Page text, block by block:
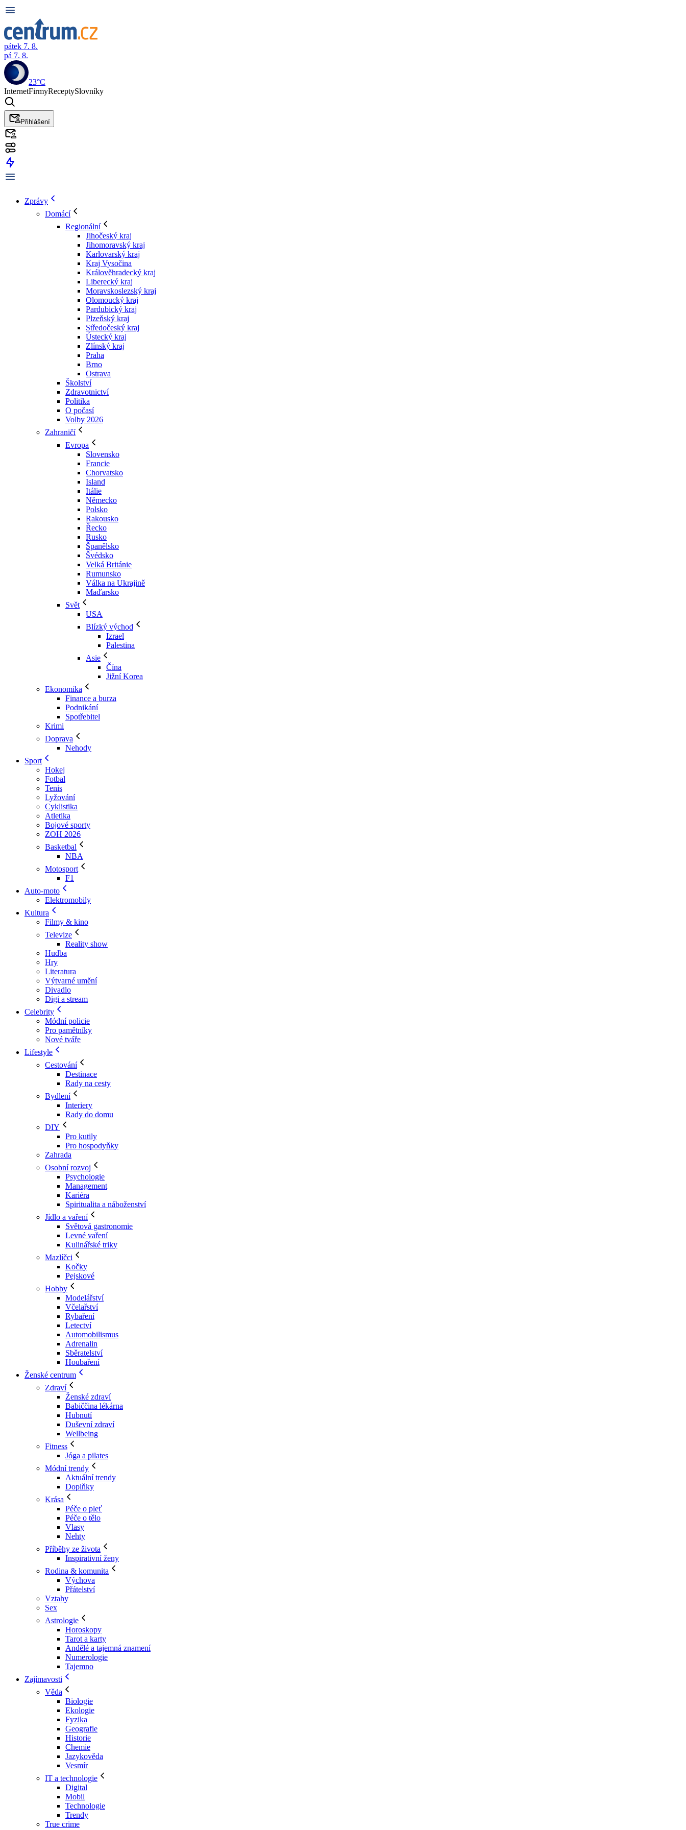
pátek 7. 8.
pá 7. 8.
23°C
InternetFirmyReceptySlovníky
Přihlášení
Zprávy
Domácí
Regionální
Jihočeský kraj
Jihomoravský kraj
Karlovarský kraj
Kraj Vysočina
Králověhradecký kraj
Liberecký kraj
Moravskoslezský kraj
Olomoucký kraj
Pardubický kraj
Plzeňský kraj
Středočeský kraj
Ústecký kraj
Zlínský kraj
Praha
Brno
Ostrava
Školství
Zdravotnictví
Politika
O počasí
Volby 2026
Zahraničí
Evropa
Slovensko
Francie
Chorvatsko
Island
Itálie
Německo
Polsko
Rakousko
Řecko
Rusko
Španělsko
Švédsko
Velká Británie
Rumunsko
Válka na Ukrajině
Maďarsko
Svět
USA
Blízký východ
Izrael
Palestina
Asie
Čína
Jižní Korea
Ekonomika
Finance a burza
Podnikání
Spotřebitel
Krimi
Doprava
Nehody
Sport
Hokej
Fotbal
Tenis
Lyžování
Cyklistika
Atletika
Bojové sporty
ZOH 2026
Basketbal
NBA
Motosport
F1
Auto-moto
Elektromobily
Kultura
Filmy & kino
Televize
Reality show
Hudba
Hry
Literatura
Výtvarné umění
Divadlo
Digi a stream
Celebrity
Módní policie
Pro pamětníky
Nové tváře
Lifestyle
Cestování
Destinace
Rady na cesty
Bydlení
Interiery
Rady do domu
DIY
Pro kutily
Pro hospodyňky
Zahrada
Osobní rozvoj
Psychologie
Management
Kariéra
Spiritualita a náboženství
Jídlo a vaření
Světová gastronomie
Levné vaření
Kulinářské triky
Mazlíčci
Kočky
Pejskové
Hobby
Modelářství
Včelařství
Rybaření
Letectví
Automobilismus
Adrenalin
Sběratelství
Houbaření
Ženské centrum
Zdraví
Ženské zdraví
Babiččina lékárna
Hubnutí
Duševní zdraví
Wellbeing
Fitness
Jóga a pilates
Módní trendy
Aktuální trendy
Doplňky
Krása
Péče o pleť
Péče o tělo
Vlasy
Nehty
Příběhy ze života
Inspirativní ženy
Rodina & komunita
Výchova
Přátelství
Vztahy
Sex
Astrologie
Horoskopy
Tarot a karty
Andělé a tajemná znamení
Numerologie
Tajemno
Zajímavosti
Věda
Biologie
Ekologie
Fyzika
Geografie
Historie
Chemie
Jazykověda
Vesmír
IT a technologie
Digital
Mobil
Technologie
Trendy
True crime